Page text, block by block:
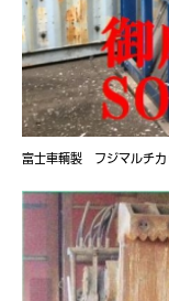
富士車輌製 フジマルチカ